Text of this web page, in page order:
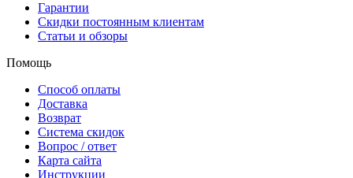
Гарантии
Скидки постоянным клиентам
Статьи и обзоры
Помощь
Способ оплаты
Доставка
Возврат
Система скидок
Вопрос / ответ
Карта сайта
Инструкции